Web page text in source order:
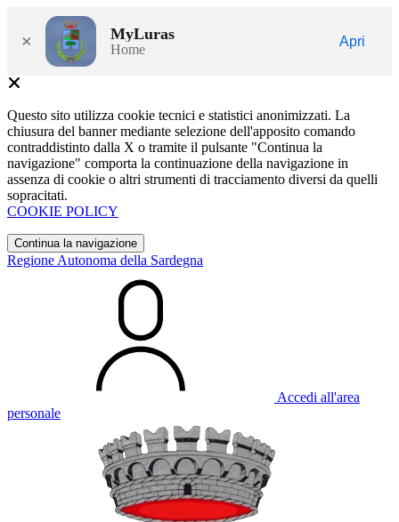
× MyLuras
Home
Apri
Questo sito utilizza cookie tecnici e statistici anonimizzati. La
chiusura del banner mediante selezione dell'apposito comando
contraddistinto dalla X o tramite il pulsante "Continua la
navigazione" comporta la continuazione della navigazione in
assenza di cookie o altri strumenti di tracciamento diversi da quelli
sopracitati.
COOKIE POLICY
Continua la navigazione
Regione Autonoma della Sardegna
Accedi all'area
personale